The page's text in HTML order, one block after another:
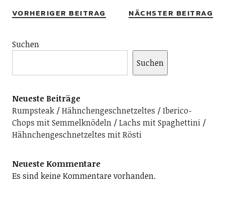
VORHERIGER BEITRAG NÄCHSTER BEITRAG
Suchen
Suchen
Neueste Beiträge
Rumpsteak
Hähnchengeschnetzeltes
Iberico-
Chops mit Semmelknödeln
Lachs mit Spaghettini
Hähnchengeschnetzeltes mit Rösti
Neueste Kommentare
Es sind keine Kommentare vorhanden.